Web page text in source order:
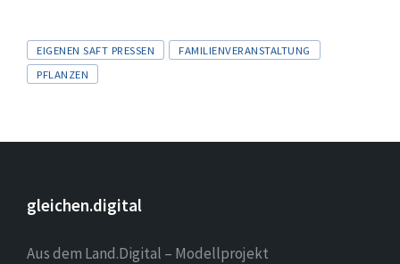
Tags
EIGENEN SAFT PRESSEN
FAMILIENVERANSTALTUNG
PFLANZEN
gleichen.digital
Aus dem Land.Digital – Modellprojekt